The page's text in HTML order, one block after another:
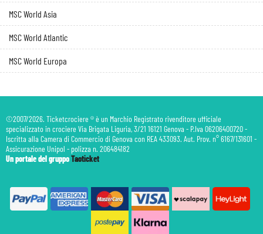
MSC World Asia
MSC World Atlantic
MSC World Europa
©2007/2026. Ticketcrociere ® è un Marchio Registrato rivenditore ufficiale
specializzato in crociere Via Brigata Liguria, 3/21 16121 Genova - P.Iva 06206400720 -
Iscritta alla Camera di Commercio di Genova con REA 433093. Aut. Prov. n° 6167/131601 -
Assicurazione Unipol - polizza n. 206484182
Un portale del gruppoTaoticket